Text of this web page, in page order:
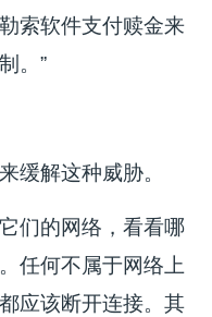
索软件支付赎金来
。”
缓解这种威胁。
们的网络，看看哪
任何不属于网络上
应该断开连接。其